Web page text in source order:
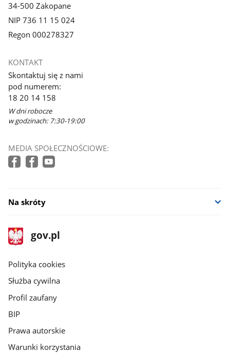
34-500 Zakopane
NIP 736 11 15 024
Regon 000278327
KONTAKT
Skontaktuj się z nami
pod numerem:
18 20 14 158
W dni robocze
w godzinach: 7:30-19:00
MEDIA SPOŁECZNOŚCIOWE:
Na skróty
stopka
gov.pl
Strona
gov.pl
gov.pl
Polityka cookies
Służba cywilna
Profil zaufany
BIP
Prawa autorskie
Warunki korzystania